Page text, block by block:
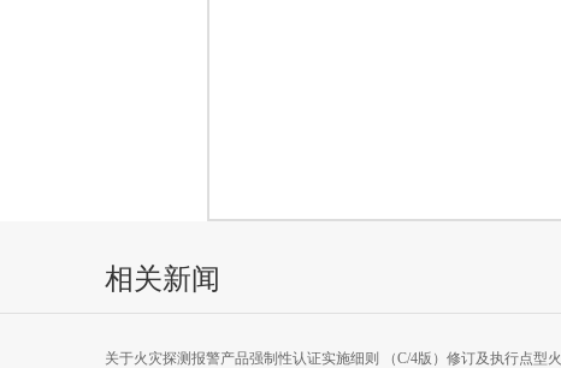
相关新闻
关于火灾探测报警产品强制性认证实施细则 （C/4版）修订及执行点型火